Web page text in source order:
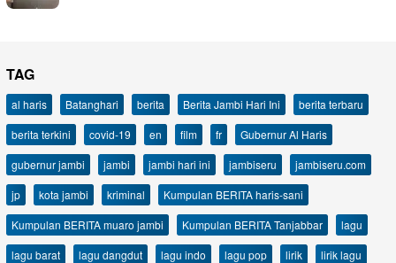
TAG
al haris Batanghari berita Berita Jambi Hari Ini
berita terbaru
berita terkini
covid-19 en film fr
Gubernur Al Haris
gubernur jambi
jambi jambi hari ini jambiseru
jambiseru.com
jp
kota jambi kriminal
Kumpulan BERITA haris-sani
Kumpulan BERITA muaro jambi
Kumpulan BERITA Tanjabbar
lagu
lagu barat
lagu dangdut lagu indo lagu pop lirik
lirik lagu